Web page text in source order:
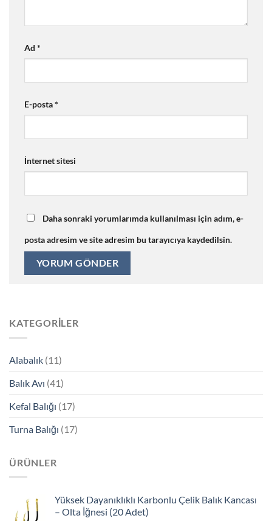
Ad *
E-posta*
İnternet sitesi
Daha sonraki yorumlarımda kullanılması için adım, e-
posta adresim ve site adresim bu tarayıcıya kaydedilsin.
KATEGORILER
Alabalık (11)
Balık Avı (41)
Kefal Balığı (17)
Turna Balığı (17)
ÜRÜNLER
Yüksek Dayanıklıklı Karbonlu Çelik Balık Kancası
– Olta İğnesi (20 Adet)